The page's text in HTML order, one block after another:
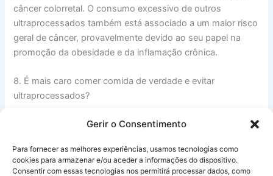
Gerir o Consentimento
Para fornecer as melhores experiências, usamos tecnologias como
cookies para armazenar e/ou aceder a informações do dispositivo.
Consentir com essas tecnologias nos permitirá processar dados, como
câncer colorretal. O consumo excessivo de outros
ultraprocessados também está associado a um maior risco
geral de câncer, provavelmente devido ao seu papel na
promoção da obesidade e da inflamação crônica.
8. É mais caro comer comida de verdade e evitar
ultraprocessados?
Não é uma regra. É uma questão de planejamento.
legumes e frutas da estação são geralmente muito
acessíveis. O que encarece a conta é a compra de